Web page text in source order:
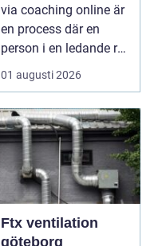
via coaching online är
en process där en
person i en ledande roll
f&a...
01 augusti 2026
Ftx ventilation
göteborg